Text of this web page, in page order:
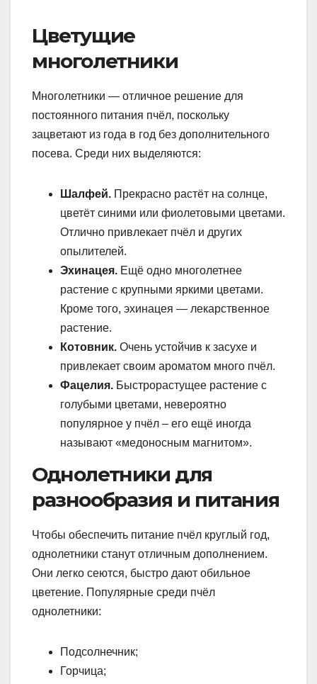
Цветущие
многолетники
Многолетники — отличное решение для
постоянного питания пчёл, поскольку
зацветают из года в год без дополнительного
посева. Среди них выделяются:
Шалфей. Прекрасно растёт на солнце,
цветёт синими или фиолетовыми цветами.
Отлично привлекает пчёл и других
опылителей.
Эхинацея. Ещё одно многолетнее
растение с крупными яркими цветами.
Кроме того, эхинацея — лекарственное
растение.
Котовник. Очень устойчив к засухе и
привлекает своим ароматом много пчёл.
Фацелия. Быстрорастущее растение с
голубыми цветами, невероятно
популярное у пчёл – его ещё иногда
называют «медоносным магнитом».
Однолетники для
разнообразия и питания
Чтобы обеспечить питание пчёл круглый год,
однолетники станут отличным дополнением.
Они легко сеются, быстро дают обильное
цветение. Популярные среди пчёл
однолетники:
Подсолнечник;
Горчица;